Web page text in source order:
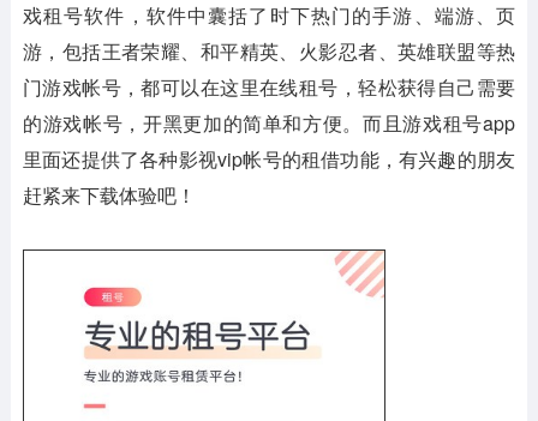
戏租号软件，软件中囊括了时下热门的手游、端游、页
游，包括王者荣耀、和平精英、火影忍者、英雄联盟等热
门游戏帐号，都可以在这里在线租号，轻松获得自己需要
的游戏帐号，开黑更加的简单和方便。而且游戏租号app
里面还提供了各种影视vip帐号的租借功能，有兴趣的朋友
赶紧来下载体验吧！